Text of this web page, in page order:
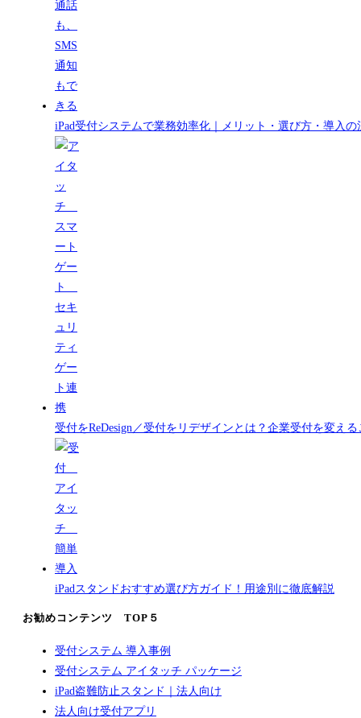
iPad受付システムで業務効率化｜メリット・選び方・導入の
受付をReDesign／受付をリデザインとは？企業受付を変え
iPadスタンドおすすめ選び方ガイド！用途別に徹底解説
お勧めコンテンツ TOP５
受付システム 導入事例
受付システム アイタッチ パッケージ
iPad盗難防止スタンド｜法人向け
法人向け受付アプリ